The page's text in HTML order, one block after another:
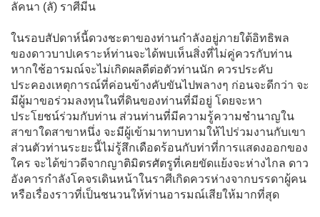
ลัคนา (ลั) ราศีมีน
ในรอบสัปดาห์นี้ดวงชะตาของท่านกำลังอยู่ภายใต้อิทธิพล
ของดาวบาปเคราะห์ท่านจะได้พบเห็นสิ่งที่ไม่คู่ควรกับท่าน
หากใช้อารมณ์จะไม่เกิดผลดีต่อตัวท่านนัก ควรประคับ
ประคองเหตุการณ์ที่ค่อนข้างคับขันไปพลางๆ ก่อนจะดีกว่า จะ
มีผู้มาขอร่วมลงทุนในที่ดินของท่านที่มีอยู่ โดยจะหา
ประโยชน์ร่วมกับท่าน ส่วนท่านที่มีความรู้ความชำนาญใน
สาขาใดสาขาหนึ่ง จะมีผู้เข้ามาทาบทามให้ไปร่วมงานกับเขา
ส่วนตัวท่านระยะนี้ไม่รู้สึกเดือดร้อนกับท่าที่การแสดงออกของ
ใคร จะได้ข่าวดีจากญาติมิตรศัตรูที่เคยขัดแย้งจะห่างไกล ดาว
อังคารกำลังโคจรเดินหน้าในราศีเกิดควรห่างจากบรรดาผู้คน
หรือเรื่องราวที่เป็นชนวนให้ท่านอารมณ์เสียให้มากที่สุด